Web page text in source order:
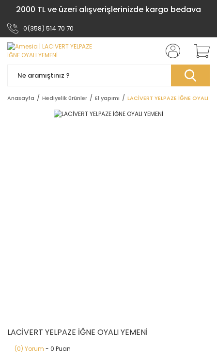
2000 TL ve üzeri alışverişlerinizde kargo bedava
0(358) 514 70 70
Anasayfa Hediyelik ürünler El yapımı LACİVERT YELPAZE İĞNE OYALI
LACİVERT YELPAZE İĞNE OYALI YEMENİ
(0) Yorum - 0 Puan